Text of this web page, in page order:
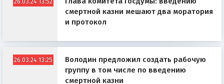
смертной казни мешают два моратория
и протокол
26.03.24 13:25
Володин предложил создать рабочую
группу в том числе по введению
смертной казни